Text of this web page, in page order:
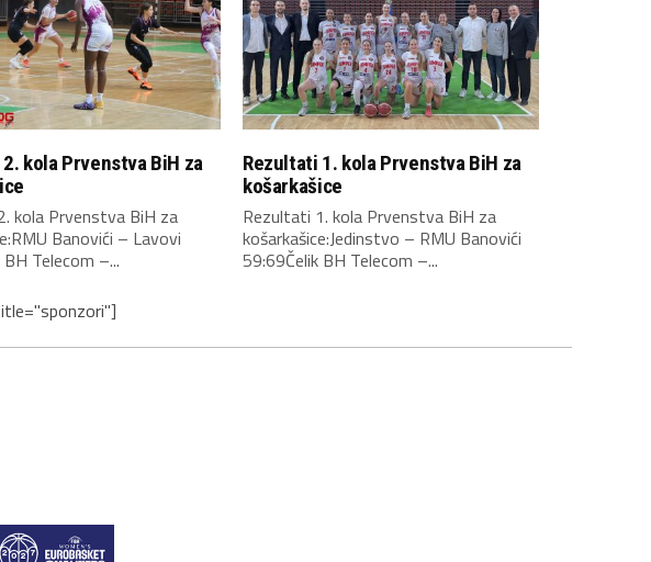
kola Prvenstva BiH za
kola Prvenstva BiH za
Banovići – Lavovi
Telecom –...
Rezultati 1. kola Prvenstva BiH za
košarkašice
Rezultati 1. kola Prvenstva BiH za
košarkašice:Jedinstvo – RMU Banovići
59:69Čelik BH Telecom –...